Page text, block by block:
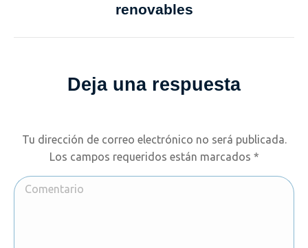
siguiente:
renovables
Deja una respuesta
Tu dirección de correo electrónico no será publicada.
Los campos requeridos están marcados *
Comentario